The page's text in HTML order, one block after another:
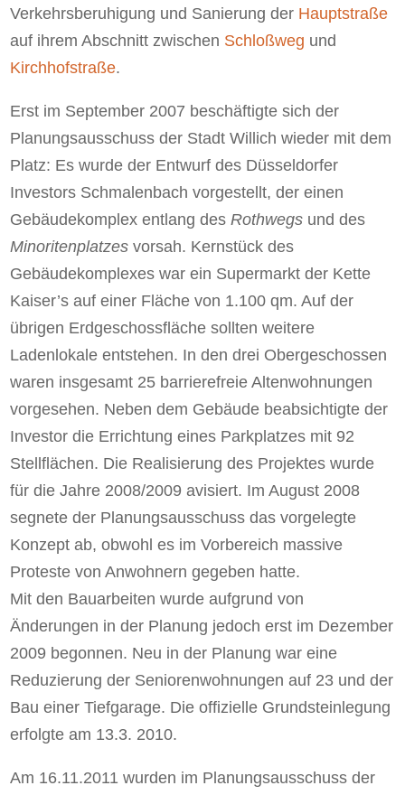
Verkehrsberuhigung und Sanierung der Hauptstraße
auf ihrem Abschnitt zwischen Schloßweg und
Kirchhofstraße.
Erst im September 2007 beschäftigte sich der
Planungsausschuss der Stadt Willich wieder mit dem
Platz: Es wurde der Entwurf des Düsseldorfer
Investors Schmalenbach vorgestellt, der einen
Gebäudekomplex entlang desRothwegs und des
Minoritenplatzes vorsah. Kernstück des
Gebäudekomplexes war ein Supermarkt der Kette
Kaiser’s auf einer Fläche von 1.100 qm. Auf der
übrigen Erdgeschossfläche sollten weitere
Ladenlokale entstehen. In den drei Obergeschossen
waren insgesamt 25 barrierefreie Altenwohnungen
vorgesehen. Neben dem Gebäude beabsichtigte der
Investor die Errichtung eines Parkplatzes mit 92
Stellflächen. Die Realisierung des Projektes wurde
für die Jahre 2008/2009 avisiert. Im August 2008
segnete der Planungsausschuss das vorgelegte
Konzept ab, obwohl es im Vorbereich massive
Proteste von Anwohnern gegeben hatte.
Mit den Bauarbeiten wurde aufgrund von
Änderungen in der Planung jedoch erst im Dezember
2009 begonnen. Neu in der Planung war eine
Reduzierung der Seniorenwohnungen auf 23 und der
Bau einer Tiefgarage. Die offizielle Grundsteinlegung
erfolgte am 13.3. 2010.
Am 16.11.2011 wurden im Planungsausschuss der